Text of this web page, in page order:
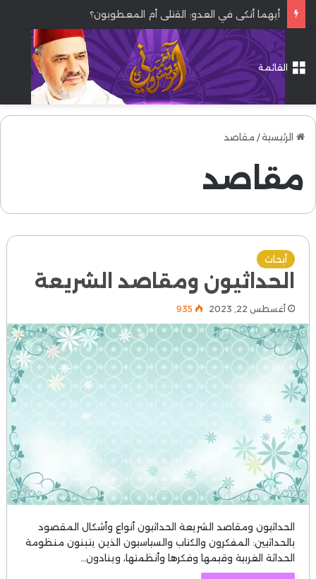
الصبر والشكر في القرآن.
القائمة
الرئيسية/ مقاصد
مقاصد
أبحاث
الحداثيون ومقاصد الشريعة
أغسطس 22, 2023 935
الحداثيون ومقاصد الشريعة الحداثيون أنواع وأشكال المقصود
بالحداثيين: المفكرون والكتاب والسياسيون الذين يتبنون منظومة
الحداثة الغربية وقيمها وفكرها وأنظمتها، وينادون…